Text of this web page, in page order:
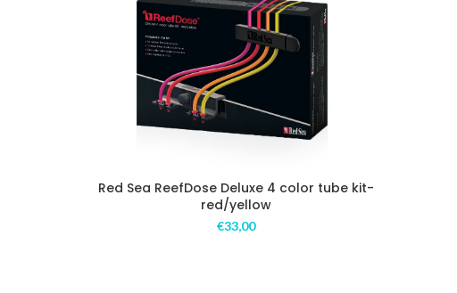
Red Sea ReefDose Deluxe 4 color tube kit-
red/yellow
€33,00